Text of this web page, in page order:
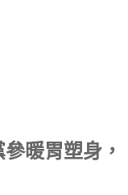
暖胃塑身，